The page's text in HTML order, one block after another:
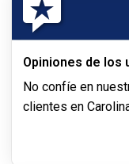
Opiniones de los
No confíe en
clientes en